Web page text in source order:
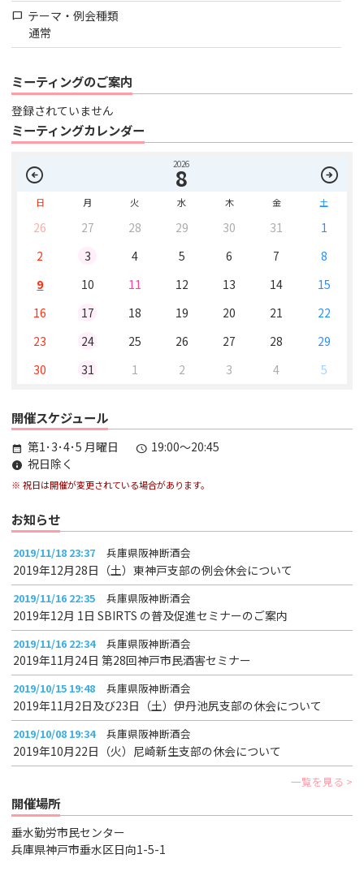
chat_bubble テーマ・例会種類
通常
ミーティングのご案内
登録されていません
ミーティングカレンダー
arrow_circle_left 2026
8 arrow_circle_right
日 月 火 水 木 金 土
26 27 28 29 30 31
1
2
3 4 5 6 7
8
9
10 11 12 13 14
15
16
17 18 19 20 21
22
23
24 25 26 27 28
29
30
31 1 2 3 4 5
開催スケジュール
calendar_month 第1･3･4･5 月曜日 schedule 19:00～20:45
info 祝日除く
※ 祝日は開催が変更されている場合があります。
お知らせ
2019/11/18 23:37 兵庫県阪神断酒会
2019年12月28日（土）東神戸支部の例会休会について
2019/11/16 22:35 兵庫県阪神断酒会
2019年12月 1日 SBIRTS の普及促進セミナーのご案内
2019/11/16 22:34 兵庫県阪神断酒会
2019年11月24日 第28回神戸市民酒害セミナー
2019/10/15 19:48 兵庫県阪神断酒会
2019年11月2日及び23日（土）伊丹池尻支部の休会について
2019/10/08 19:34 兵庫県阪神断酒会
2019年10月22日（火）尼崎新生支部の休会について
一覧を見る
開催場所
垂水勤労市民センター
兵庫県神戸市垂水区日向1-5-1